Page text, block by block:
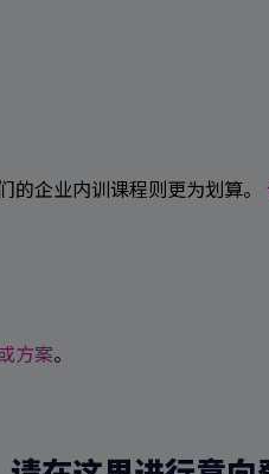
企业内训课程则更为划算。
方案。